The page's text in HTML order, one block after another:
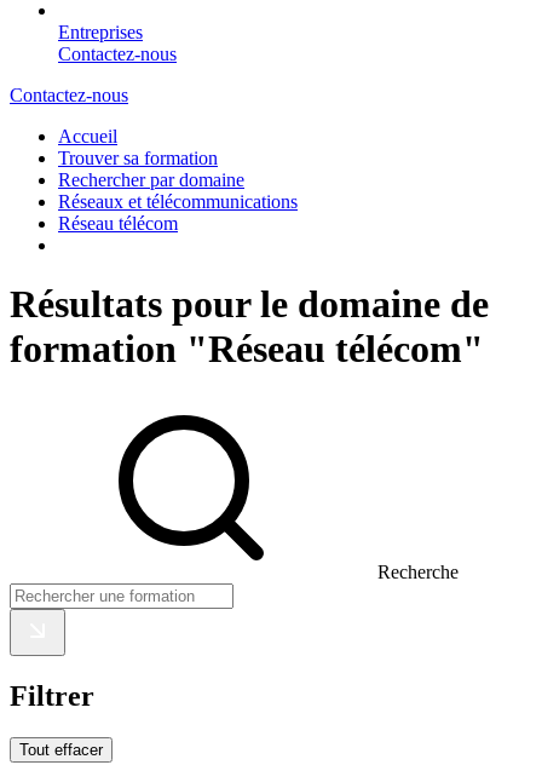
Entreprises
Contactez-nous
Contactez-nous
Accueil
Trouver sa formation
Rechercher par domaine
Réseaux et télécommunications
Réseau télécom
Résultats pour le domaine de
formation "Réseau télécom"
Recherche
Filtrer
Tout effacer